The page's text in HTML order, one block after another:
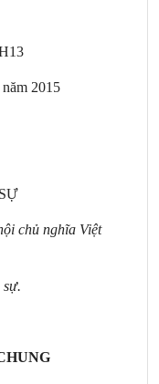
2015
chủ nghĩa Việt